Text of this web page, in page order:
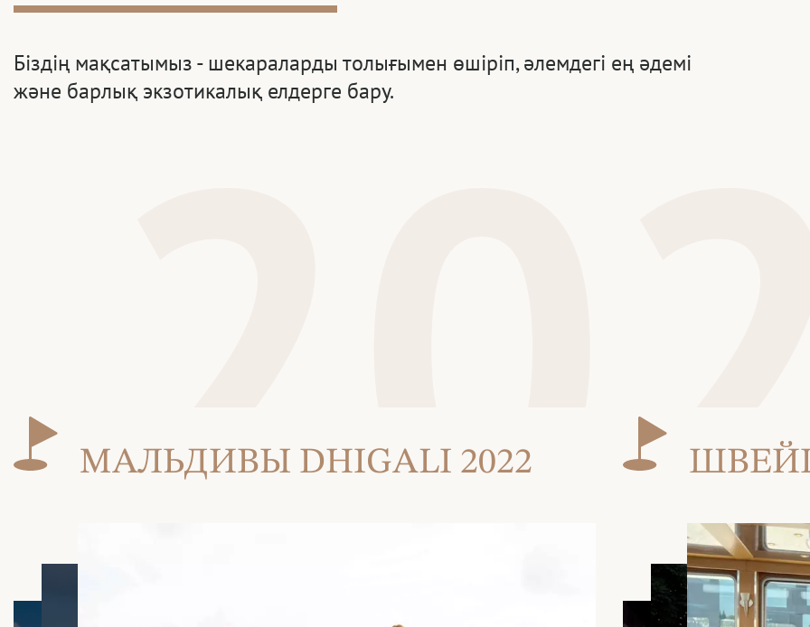
Біздің мақсатымыз - шекараларды толығымен өшіріп, әлемдегі ең әдемі
және барлық экзотикалық елдерге бару.
МАЛЬДИВЫ DHIGALI 2022